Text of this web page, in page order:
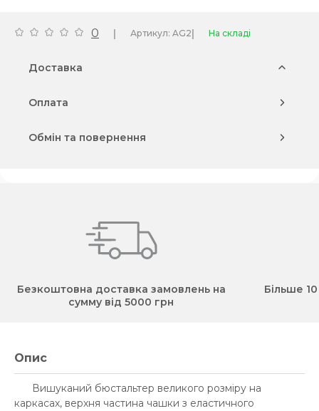
0 | Артикул: AG2| На складі
Доставка
Оплата
Обмін та повернення
Безкоштовна доставка замовлень на
сумму від 5000 грн
Більше
Опис
Вишуканий бюстальтер великого розміру на
каркасах, верхня частина чашки з еластичного